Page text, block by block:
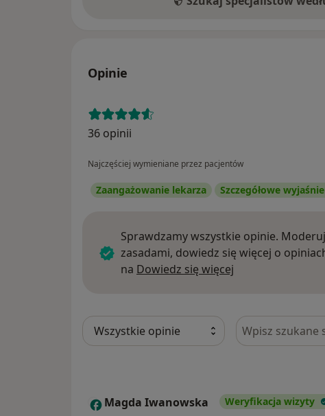
Opinie
36 opinii
Najczęściej wymieniane przez pacjentów
Zaangażowanie lekarza Szczegółowe
Sprawdzamy wszystkie opinie.
zasadami, dowiedz się więcej o
na Dowiedz się więcej
Szukaj w
M Magda Iwanowska Weryfikacja wizyty